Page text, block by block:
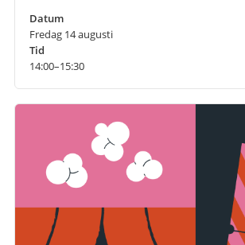
Datum
Fredag 14 augusti
Tid
14:00–15:30